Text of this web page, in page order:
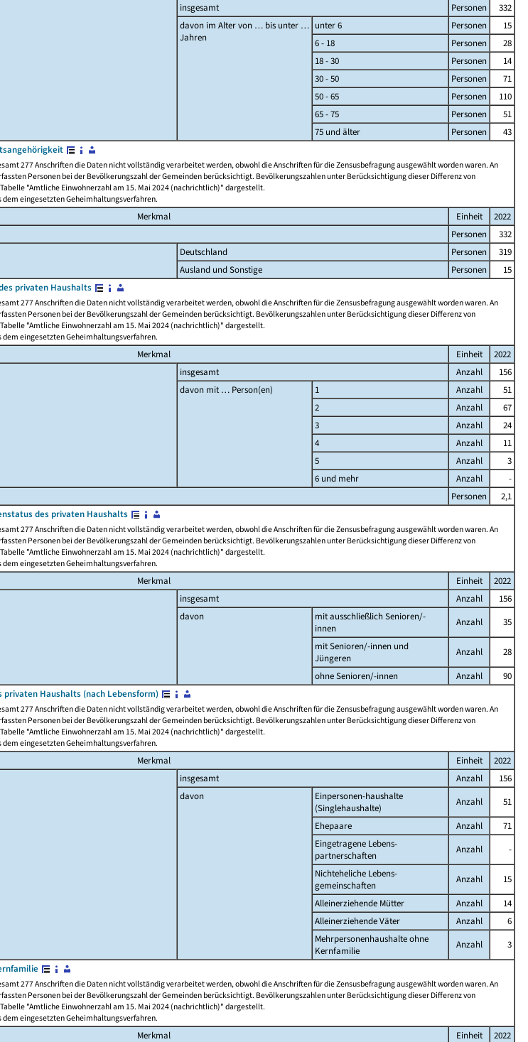
insgesamt Personen
332
davon im Alter von … bis unter …
Jahren
unter 6 Personen
15
6 - 18
Personen
28
18 - 30
Personen
14
30 - 50
Personen
71
50 - 65
Personen
110
65 - 75
Personen
51
75 und älter
Personen
43
277 Anschriften die Daten nicht vollständig verarbeitet werden, obwohl die Anschriften für die Zensusbefragung ausgewählt worden waren. An
Personen bei der Bevölkerungszahl der Gemeinden berücksichtigt. Bevölkerungszahlen unter Berücksichtigung dieser Differenz von
"Amtliche Einwohnerzahl am 15. Mai 2024 (nachrichtlich)" dargestellt.
eingesetzten Geheimhaltungsverfahren.
Merkmal Einheit
2022
Personen
332
Deutschland Personen
319
Ausland und Sonstige
Personen
15
privaten Haushalts
277 Anschriften die Daten nicht vollständig verarbeitet werden, obwohl die Anschriften für die Zensusbefragung ausgewählt worden waren. An
Personen bei der Bevölkerungszahl der Gemeinden berücksichtigt. Bevölkerungszahlen unter Berücksichtigung dieser Differenz von
"Amtliche Einwohnerzahl am 15. Mai 2024 (nachrichtlich)" dargestellt.
eingesetzten Geheimhaltungsverfahren.
Merkmal Einheit
2022
insgesamt Anzahl
156
davon mit … Person(en)
1 Anzahl
51
2
Anzahl
67
3
Anzahl
24
4
Anzahl
11
5
Anzahl
3
6 und mehr
Anzahl
-
Personen
2,1
des privaten Haushalts
277 Anschriften die Daten nicht vollständig verarbeitet werden, obwohl die Anschriften für die Zensusbefragung ausgewählt worden waren. An
Personen bei der Bevölkerungszahl der Gemeinden berücksichtigt. Bevölkerungszahlen unter Berücksichtigung dieser Differenz von
"Amtliche Einwohnerzahl am 15. Mai 2024 (nachrichtlich)" dargestellt.
eingesetzten Geheimhaltungsverfahren.
Merkmal Einheit
2022
insgesamt Anzahl
156
davon
mit ausschließlich Senioren/-
innen
Anzahl
35
mit Senioren/-innen und
Jüngeren
Anzahl
28
ohne Senioren/-innen
Anzahl
90
privaten Haushalts (nach Lebensform)
277 Anschriften die Daten nicht vollständig verarbeitet werden, obwohl die Anschriften für die Zensusbefragung ausgewählt worden waren. An
Personen bei der Bevölkerungszahl der Gemeinden berücksichtigt. Bevölkerungszahlen unter Berücksichtigung dieser Differenz von
"Amtliche Einwohnerzahl am 15. Mai 2024 (nachrichtlich)" dargestellt.
eingesetzten Geheimhaltungsverfahren.
Merkmal Einheit
2022
insgesamt Anzahl
156
davon
Einpersonen-haushalte
(Singlehaushalte)
Anzahl
51
Ehepaare
Anzahl
71
Eingetragene Lebens-
partnerschaften
Anzahl
-
Nichteheliche Lebens-
gemeinschaften
Anzahl
15
Alleinerziehende Mütter
Anzahl
14
Alleinerziehende Väter
Anzahl
6
Mehrpersonenhaushalte ohne
Kernfamilie
Anzahl
3
277 Anschriften die Daten nicht vollständig verarbeitet werden, obwohl die Anschriften für die Zensusbefragung ausgewählt worden waren. An
Personen bei der Bevölkerungszahl der Gemeinden berücksichtigt. Bevölkerungszahlen unter Berücksichtigung dieser Differenz von
"Amtliche Einwohnerzahl am 15. Mai 2024 (nachrichtlich)" dargestellt.
eingesetzten Geheimhaltungsverfahren.
Merkmal Einheit
2022